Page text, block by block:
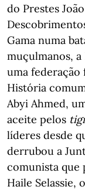
do Prestes
Gama numa
muçulmanos, a
uma
História
Abyi Ahmed,
aceite pelos
líderes desde
derrubou a
comunista que
Haile Selassie, o